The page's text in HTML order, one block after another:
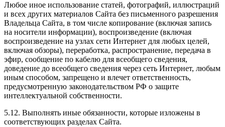
Любое иное использование статей, фотографий, иллюстраций
и всех других материалов Сайта без письменного разрешения
Владельца Сайта, в том числе копирование (включая запись
на носители информации), воспроизведение (включая
воспроизведение на узлах сети Интернет для любых целей,
включая обзоры), переработка, распространение, передача в
эфир, сообщение по кабелю для всеобщего сведения,
доведение до всеобщего сведения через сеть Интернет, любым
иным способом, запрещено и влечет ответственность,
предусмотренную законодательством РФ о защите
интеллектуальной собственности.
5.12. Выполнять иные обязанности, которые изложены в
соответствующих разделах Сайта.